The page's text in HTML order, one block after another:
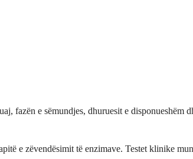
fazën e sëmundjes, dhuruesit e disponueshëm
e zëvendësimit të enzimave. Testet klinike